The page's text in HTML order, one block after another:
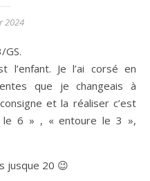
2024
GS.
Je l’ai corsé en
que je changeais à
et la réaliser c’est
le 6 » , « entoure le 3 »,
jusque 20 😉